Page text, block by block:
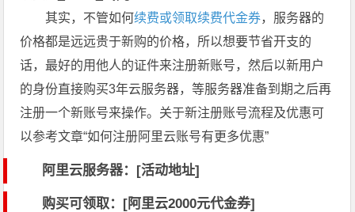
其实，不管如何续费或领取续费代金券，服务器的
价格都是远远贵于新购的价格，所以想要节省开支的
话，最好的用他人的证件来注册新账号，然后以新用户
的身份直接购买3年云服务器，等服务器准备到期之后再
注册一个新账号来操作。关于新注册账号流程及优惠可
以参考文章“如何注册阿里云账号有更多优惠”
阿里云服务器：[活动地址]
购买可领取：[阿里云2000元代金券]